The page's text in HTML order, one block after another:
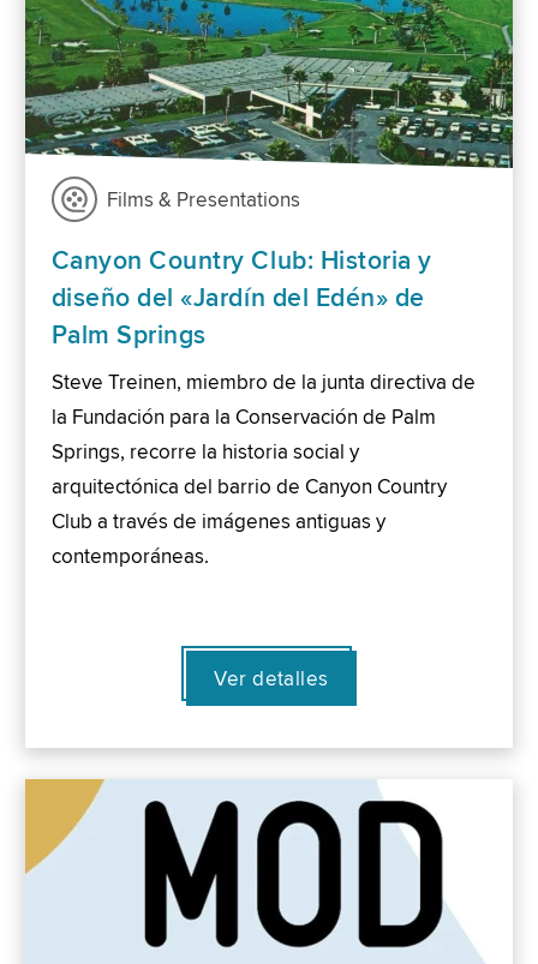
Films & Presentations
Canyon Country Club: Historia y
diseño del «Jardín del Edén» de
Palm Springs
Steve Treinen, miembro de la junta directiva de
la Fundación para la Conservación de Palm
Springs, recorre la historia social y
arquitectónica del barrio de Canyon Country
Club a través de imágenes antiguas y
contemporáneas.
Ver detalles